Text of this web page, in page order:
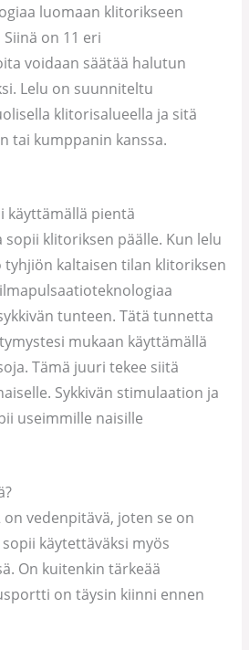
luomaan klitorikseen
on 11 eri
voidaan säätää halutun
Lelu on suunniteltu
klitorisalueella ja sitä
tai kumppanin kanssa.
käyttämällä pientä
klitoriksen päälle. Kun lelu
tyhjiön kaltaisen tilan klitoriksen
tunteen. Tätä tunnetta
mukaan käyttämällä
Tämä juuri tekee siitä
Sykkivän stimulaation ja
useimmille naisille
on vedenpitävä, joten se on
käytettäväksi myös
On kuitenkin tärkeää
on täysin kiinni ennen